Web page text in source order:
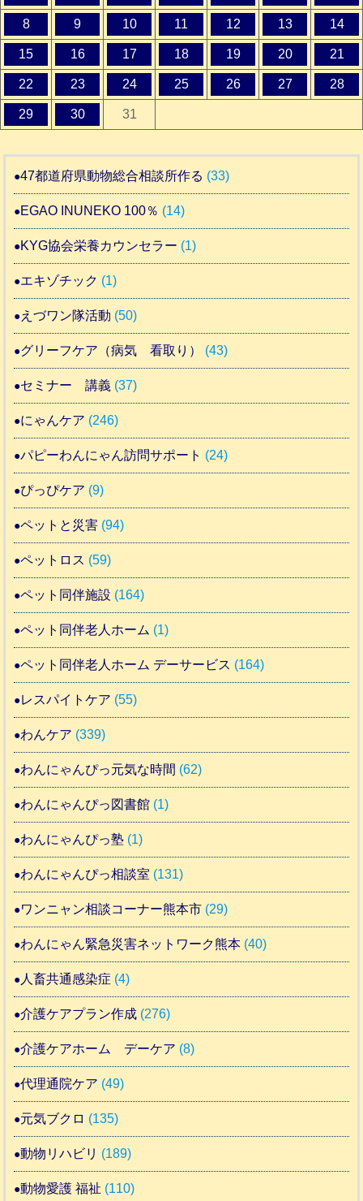
8 9 10 11 12 13 14
15 16 17 18 19 20 21
22 23 24 25 26 27 28
29 30 31
47都道府県動物総合相談所作る (33)
EGAO INUNEKO 100％ (14)
KYG協会栄養カウンセラー (1)
エキゾチック (1)
えづワン隊活動 (50)
グリーフケア（病気 看取り） (43)
セミナー 講義 (37)
にゃんケア (246)
パピーわんにゃん訪問サポート (24)
ぴっぴケア (9)
ペットと災害 (94)
ペットロス (59)
ペット同伴施設 (164)
ペット同伴老人ホーム (1)
ペット同伴老人ホーム デーサービス (164)
レスパイトケア (55)
わんケア (339)
わんにゃんぴっ元気な時間 (62)
わんにゃんぴっ図書館 (1)
わんにゃんぴっ塾 (1)
わんにゃんぴっ相談室 (131)
ワンニャン相談コーナー熊本市 (29)
わんにゃん緊急災害ネットワーク熊本 (40)
人畜共通感染症 (4)
介護ケアプラン作成 (276)
介護ケアホーム デーケア (8)
代理通院ケア (49)
元気ブクロ (135)
動物リハビリ (189)
動物愛護 福祉 (110)